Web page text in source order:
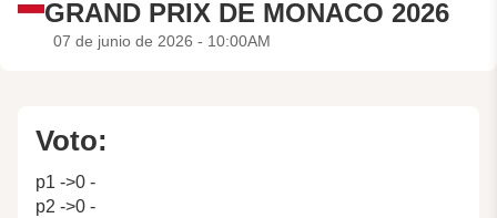
GRAND PRIX DE MONACO 2026
07 de junio de 2026 - 10:00AM
Voto:
p1 ->0 -
p2 ->0 -